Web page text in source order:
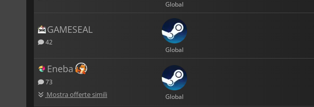
Global
GAMESEAL
42
Global
Eneba
73
Mostra offerte simili Global